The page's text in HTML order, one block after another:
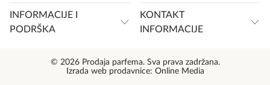
INFORMACIJE I
PODRŠKA
KONTAKT
INFORMACIJE
© 2026 Prodaja parfema. Sva prava zadržana.
Izrada web prodavnice: Online Media